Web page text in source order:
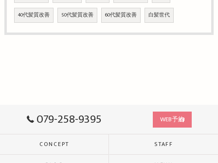
40代髪質改善 50代髪質改善 60代髪質改善 白髪世代
079-258-9395 WEB予約
CONCEPT STAFF